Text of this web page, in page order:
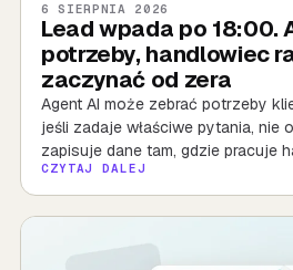
Lead wpada po 18:00.
potrzeby, handlowiec
zaczynać od zera
6 SIERPNIA 2026
Agent AI może zebrać potrzeby
jeśli zadaje właściwe pytania, nie
zapisuje dane tam, gdzie pracuje
CZYTAJ DALEJ